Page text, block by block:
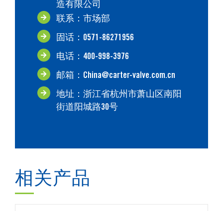
造有限公司
联系：市场部
固话：0571-86271956
电话：400-998-3976
邮箱：China@carter-valve.com.cn
地址：浙江省杭州市萧山区南阳
街道阳城路30号
相关产品